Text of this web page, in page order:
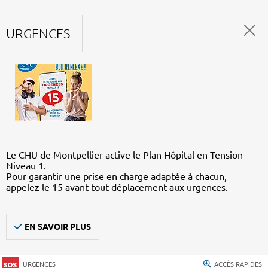
URGENCES
Le CHU de Montpellier active le Plan Hôpital en Tension –
Niveau 1.
Pour garantir une prise en charge adaptée à chacun,
appelez le 15 avant tout déplacement aux urgences.
EN SAVOIR PLUS
URGENCES ACCÈS RAPIDES